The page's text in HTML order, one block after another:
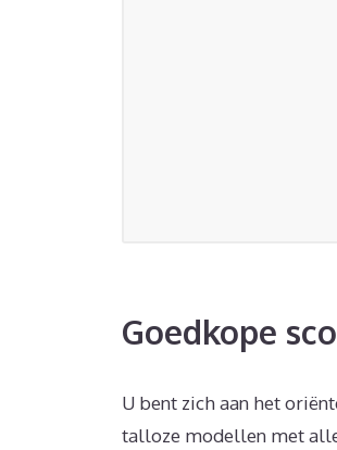
Goedkope
U bent zich aan het
talloze modellen met